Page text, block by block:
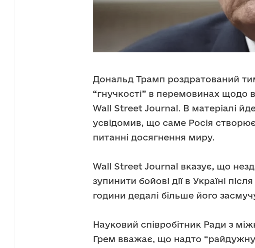
Дональд Трамп роздратований
“гнучкості” в перемовинах щодо
Wall Street Journal. В матеріалі
усвідомив, що саме Росія
питанні досягнення миру.
Wall Street Journal вказує, що
зупинити бойові дії в Україні
години дедалі більше його
Науковий співробітник Ради з
Грем вважає, що надто